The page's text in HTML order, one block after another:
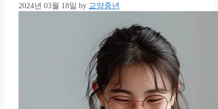
2024년 03월 18일 by 교양중년